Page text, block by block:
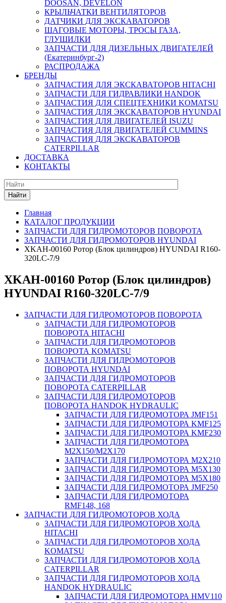
DOOSAN, DEVELON
КРЫЛЬЧАТКИ ВЕНТИЛЯТОРОВ
ДАТЧИКИ ДЛЯ ЭКСКАВАТОРОВ
ШАГОВЫЕ МОТОРЫ, ТРОСЫ ГАЗА,
ГЛУШИЛКИ
ЗАПЧАСТИ ДЛЯ ДИЗЕЛЬНЫХ ДВИГАТЕЛЕЙ
(Екатеринбург-2)
РАСПРОДАЖА
БРЕНДЫ
ЗАПЧАСТИЯ ДЛЯ ЭКСКАВАТОРОВ HITACHI
ЗАПЧАСТИ ДЛЯ ГИДРАВЛИКИ HANDOK
ЗАПЧАСТИЯ ДЛЯ СПЕЦТЕХНИКИ KOMATSU
ЗАПЧАСТИЯ ДЛЯ ЭКСКАВАТОРОВ HYUNDAI
ЗАПЧАСТИЯ ДЛЯ ДВИГАТЕЛЕЙ ISUZU
ЗАПЧАСТИЯ ДЛЯ ДВИГАТЕЛЕЙ CUMMINS
ЗАПЧАСТИЯ ДЛЯ ЭКСКАВАТОРОВ
CATERPILLAR
ДОСТАВКА
КОНТАКТЫ
Найти
Главная
КАТАЛОГ ПРОДУКЦИИ
ЗАПЧАСТИ ДЛЯ ГИДРОМОТОРОВ ПОВОРОТА
ЗАПЧАСТИ ДЛЯ ГИДРОМОТОРОВ HYUNDAI
XKAH-00160 Ротор (Блок цилиндров) HYUNDAI R160-
320LC-7/9
XKAH-00160 Ротор (Блок цилиндров)
HYUNDAI R160-320LC-7/9
ЗАПЧАСТИ ДЛЯ ГИДРОМОТОРОВ ПОВОРОТА
ЗАПЧАСТИ ДЛЯ ГИДРОМОТОРОВ
ПОВОРОТА HITACHI
ЗАПЧАСТИ ДЛЯ ГИДРОМОТОРОВ
ПОВОРОТА KOMATSU
ЗАПЧАСТИ ДЛЯ ГИДРОМОТОРОВ
ПОВОРОТА HYUNDAI
ЗАПЧАСТИ ДЛЯ ГИДРОМОТОРОВ
ПОВОРОТА CATERPILLAR
ЗАПЧАСТИ ДЛЯ ГИДРОМОТОРОВ
ПОВОРОТА HANDOK HYDRAULIC
ЗАПЧАСТИ ДЛЯ ГИДРОМОТОРА JMF151
ЗАПЧАСТИ ДЛЯ ГИДРОМОТОРА KMF125
ЗАПЧАСТИ ДЛЯ ГИДРОМОТОРА KMF230
ЗАПЧАСТИ ДЛЯ ГИДРОМОТОРА
M2X150/M2X170
ЗАПЧАСТИ ДЛЯ ГИДРОМОТОРА M2X210
ЗАПЧАСТИ ДЛЯ ГИДРОМОТОРА M5X130
ЗАПЧАСТИ ДЛЯ ГИДРОМОТОРА M5X180
ЗАПЧАСТИ ДЛЯ ГИДРОМОТОРА JMF250
ЗАПЧАСТИ ДЛЯ ГИДРОМОТОРА
RMF148, 168
ЗАПЧАСТИ ДЛЯ ГИДРОМОТОРОВ ХОДА
ЗАПЧАСТИ ДЛЯ ГИДРОМОТОРОВ ХОДА
HITACHI
ЗАПЧАСТИ ДЛЯ ГИДРОМОТОРОВ ХОДА
KOMATSU
ЗАПЧАСТИ ДЛЯ ГИДРОМОТОРОВ ХОДА
CATERPILLAR
ЗАПЧАСТИ ДЛЯ ГИДРОМОТОРОВ ХОДА
HANDOK HYDRAULIC
ЗАПЧАСТИ ДЛЯ ГИДРОМОТОРА HMV110